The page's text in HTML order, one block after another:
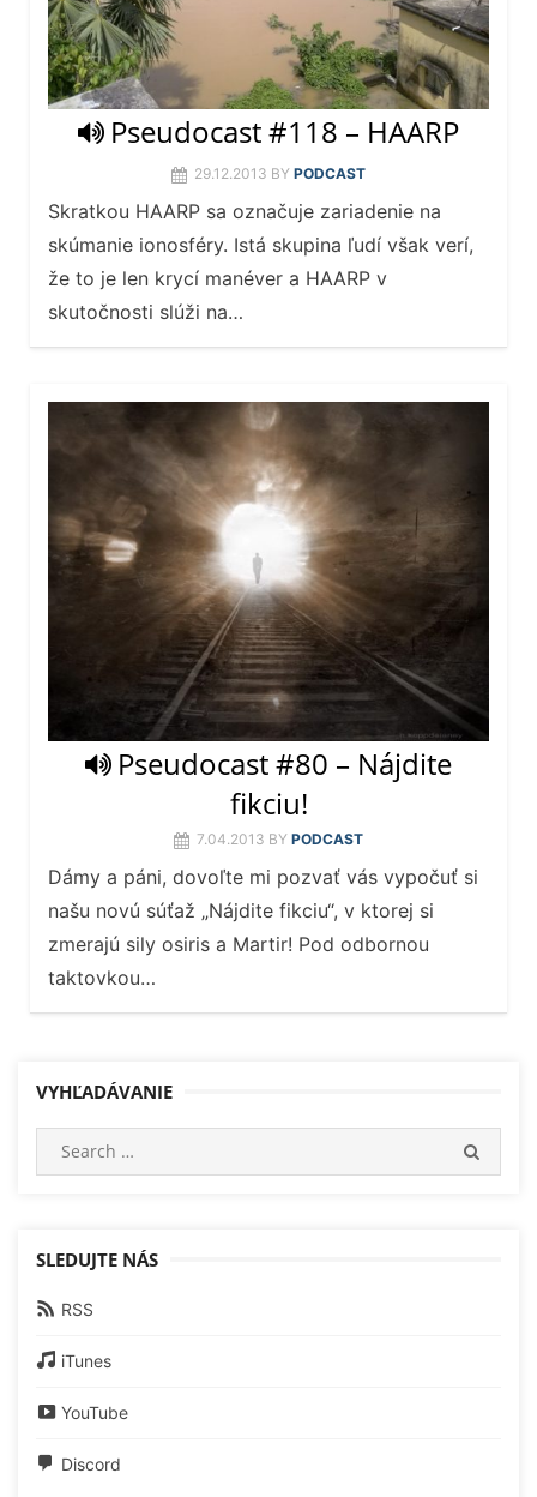
Pseudocast #118 – HAARP
29.12.2013 BY PODCAST
Skratkou HAARP sa označuje zariadenie na
skúmanie ionosféry. Istá skupina ľudí však verí,
že to je len krycí manéver a HAARP v
skutočnosti slúži na…
Pseudocast #80 – Nájdite
fikciu!
7.04.2013 BY PODCAST
Dámy a páni, dovoľte mi pozvať vás vypočuť si
našu novú súťaž „Nájdite fikciu“, v ktorej si
zmerajú sily osiris a Martir! Pod odbornou
taktovkou…
VYHĽADÁVANIE
SLEDUJTE NÁS
RSS
iTunes
YouTube
Discord